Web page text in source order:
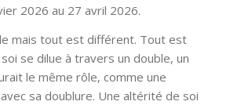
2026 au 27 avril 2026.
mais tout est différent. Tout est
se dilue à travers un double, un
le même rôle, comme une
sa doublure. Une altérité de soi